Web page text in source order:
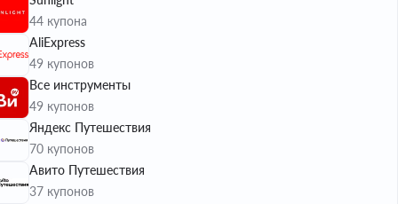
44 купона
AliExpress
49 купонов
Все инструменты
49 купонов
Яндекс Путешествия
70 купонов
Авито Путешествия
37 купонов